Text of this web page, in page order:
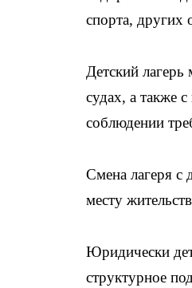
спорта, других
Детский
судах, а также
соблюдении
Смена лагеря с
месту
Юридически
структурное